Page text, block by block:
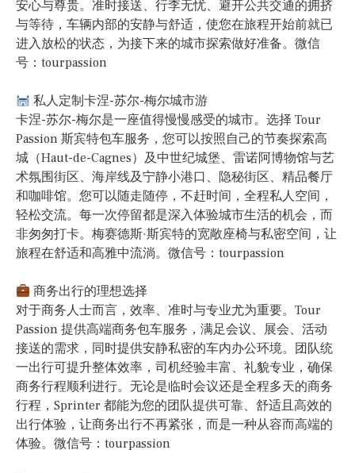
安心与尊贵。准时接送、行李无忧、避开公共交通的拥挤
与等待，车辆内部的安静与舒适，使您在旅程开始前就已
进入放松的状态，为接下来的城市探索做好准备。微信
号：tourpassion
私人定制卡涅-苏尔-梅尔城市游
卡涅-苏尔-梅尔是一座值得慢慢感受的城市。选择 Tour
Passion 斯宾特包车服务，您可以按照自己的节奏探索高
城（Haut-de-Cagnes）及中世纪城堡、雷诺阿博物馆与艺
术氛围街区、海岸线及宁静小港口、隐秘街区、精品餐厅
和咖啡馆。您可以随走随停，不赶时间，全程私人空间，
轻松交流。每一次停留都是深入体验城市生活的机会，而
非匆匆打卡。梅赛德斯·斯宾特的宽敞座椅与私密空间，让
旅程在舒适和高雅中流淌。微信号：tourpassion
商务出行的理想选择
对于商务人士而言，效率、准时与专业尤为重要。Tour
Passion 提供高端商务包车服务，满足会议、展会、活动
接送的需求，同时提供安静私密的车内办公环境。团队统
一出行可提升整体效率，司机经验丰富、礼貌专业，确保
商务行程顺利进行。无论是临时会议还是全程多天的商务
行程，Sprinter 都能为您的团队提供可靠、舒适且高效的
出行体验，让商务出行不再紧张，而是一种从容而高端的
体验。微信号：tourpassion